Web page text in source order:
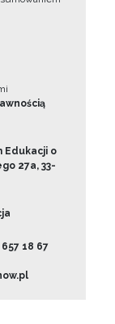
Edukacji o
27a, 33-
18 67